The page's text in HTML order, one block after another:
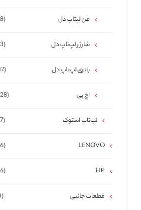
(18) فن لپتاپ دل
(13) شارژر لپ‌تاپ دل
(47) باتری لپ‌تاپ دل
(128) اچ پی
(17) لپ‌تاپ استوک
(16) LENOVO
(16) HP
(0) قطعات جانبی